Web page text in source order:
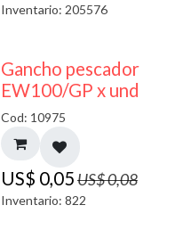
Inventario: 205576
40% DESCUENTO
Gancho pescador
EW100/GP x und
Cod: 10975
US$ 0,05US$0,08
Inventario: 822